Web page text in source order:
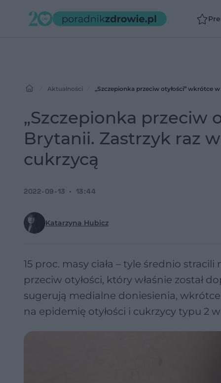
Aktualności „Szczepionka przeciw otyłości” wkrótce
„Szczepionka przeciw
Brytanii. Zastrzyk raz
cukrzycą
Katarzyna Hubicz
2022-09-13 13:44
15 proc. masy ciała – tyle średnio
przeciw otyłości, który właśnie został
sugerują medialne doniesienia,
na epidemię otyłości i cukrzycy typu 2